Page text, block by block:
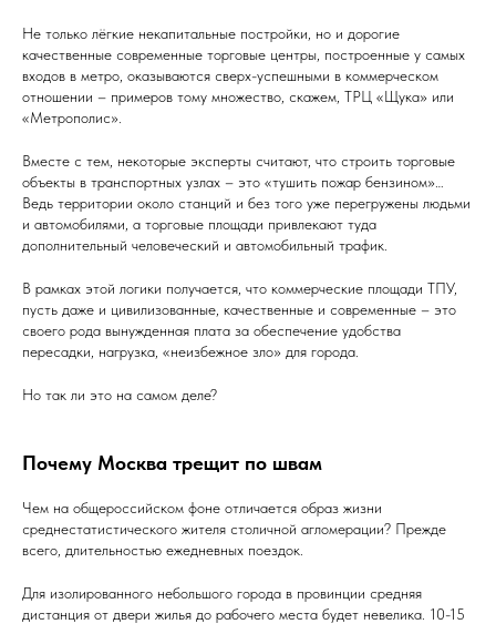
Не только лёгкие некапитальные постройки, но и дорогие
качественные современные торговые центры, построенные у самых
входов в метро, оказываются сверх-успешными в коммерческом
отношении – примеров тому множество, скажем, ТРЦ «Щука» или
«Метрополис».
Вместе с тем, некоторые эксперты считают, что строить торговые
объекты в транспортных узлах – это «тушить пожар бензином»…
Ведь территории около станций и без того уже перегружены людьми
и автомобилями, а торговые площади привлекают туда
дополнительный человеческий и автомобильный трафик.
В рамках этой логики получается, что коммерческие площади ТПУ,
пусть даже и цивилизованные, качественные и современные – это
своего рода вынужденная плата за обеспечение удобства
пересадки, нагрузка, «неизбежное зло» для города.
Но так ли это на самом деле?
Почему Москва трещит по швам
Чем на общероссийском фоне отличается образ жизни
среднестатистического жителя столичной агломерации? Прежде
всего, длительностью ежедневных поездок.
Для изолированного небольшого города в провинции средняя
дистанция от двери жилья до рабочего места будет невелика. 10-15